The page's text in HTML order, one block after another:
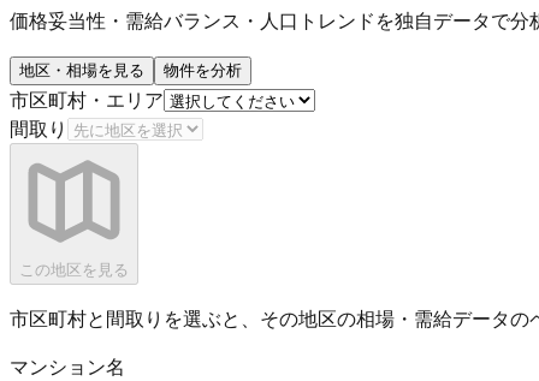
価格妥当性・需給バランス・人口トレンドを独自データで分
地区・相場を見る 物件を分析
市区町村・エリア
間取り
この地区を見る
市区町村と間取りを選ぶと、その地区の相場・需給データの
マンション名